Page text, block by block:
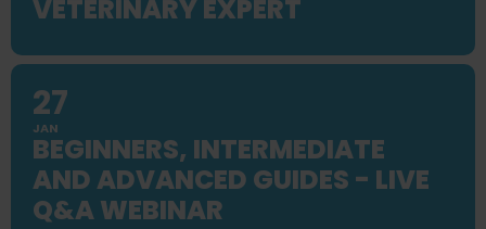
VETERINARY EXPERT
27
JAN
BEGINNERS, INTERMEDIATE
AND ADVANCED GUIDES - LIVE
Q&A WEBINAR